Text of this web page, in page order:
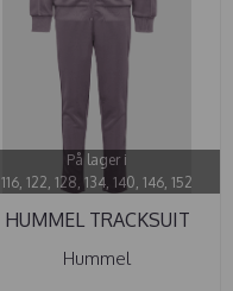
På lager i
116, 122, 128, 134, 140, 146, 152
HUMMEL TRACKSUIT
REG TUKAS ...
Hummel